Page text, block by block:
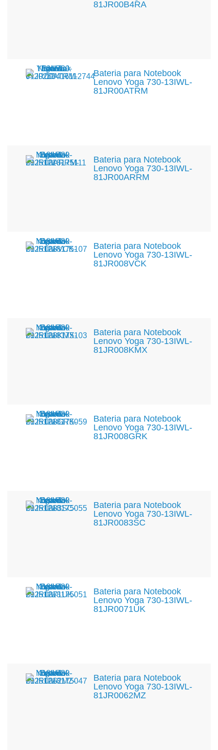
81JR00B4RA
Bateria para Notebook
Lenovo Yoga 730-13IWL-
81JR00ATRM
Bateria para Notebook
Lenovo Yoga 730-13IWL-
81JR00ARRM
Bateria para Notebook
Lenovo Yoga 730-13IWL-
81JR008VCK
Bateria para Notebook
Lenovo Yoga 730-13IWL-
81JR008KMX
Bateria para Notebook
Lenovo Yoga 730-13IWL-
81JR008GRK
Bateria para Notebook
Lenovo Yoga 730-13IWL-
81JR0083SC
Bateria para Notebook
Lenovo Yoga 730-13IWL-
81JR0071UK
Bateria para Notebook
Lenovo Yoga 730-13IWL-
81JR0062MZ